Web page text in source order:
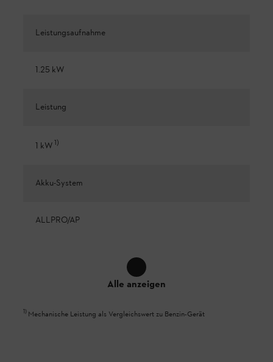
Leistungsaufnahme
1.25 kW
Leistung
1 kW1)
Akku-System
ALLPRO/AP
Alle anzeigen
1) Mechanische Leistung als Vergleichswert zu Benzin-Gerät